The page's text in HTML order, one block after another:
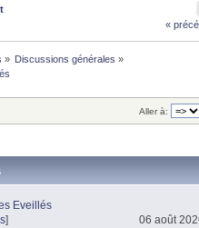
«
» Discussions générales »
Aller à:
Eveillés
]
06 août